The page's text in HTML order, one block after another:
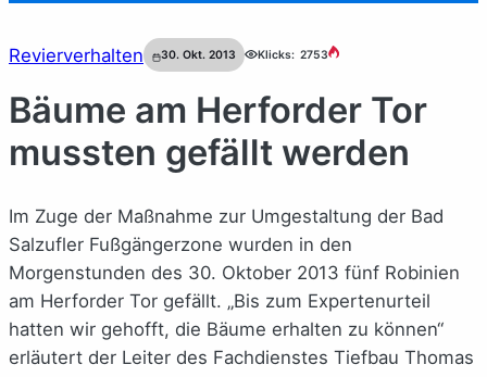
Revierverhalten 30. Okt. 2013 Klicks: 2753
Bäume am Herforder Tor
mussten gefällt werden
Im Zuge der Maßnahme zur Umgestaltung der Bad
Salzufler Fußgängerzone wurden in den
Morgenstunden des 30. Oktober 2013 fünf Robinien
am Herforder Tor gefällt. „Bis zum Expertenurteil
hatten wir gehofft, die Bäume erhalten zu können“
erläutert der Leiter des Fachdienstes Tiefbau Thomas